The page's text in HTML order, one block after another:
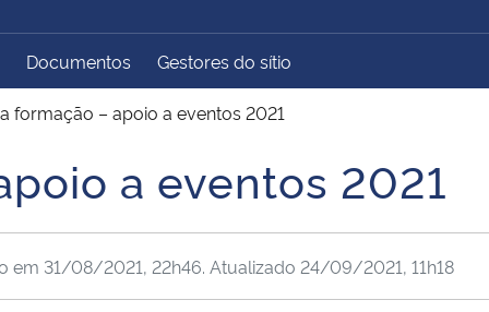
Ministério do
Desenvolvimento Regional
Controladoria-Geral da
União
Advocacia-Geral da União Banco Central do Brasil
Documentos Gestores do sítio
formação – apoio a eventos 2021
a eventos 2021
em 31/08/2021, 22h46. Atualizado 24/09/2021, 11h18